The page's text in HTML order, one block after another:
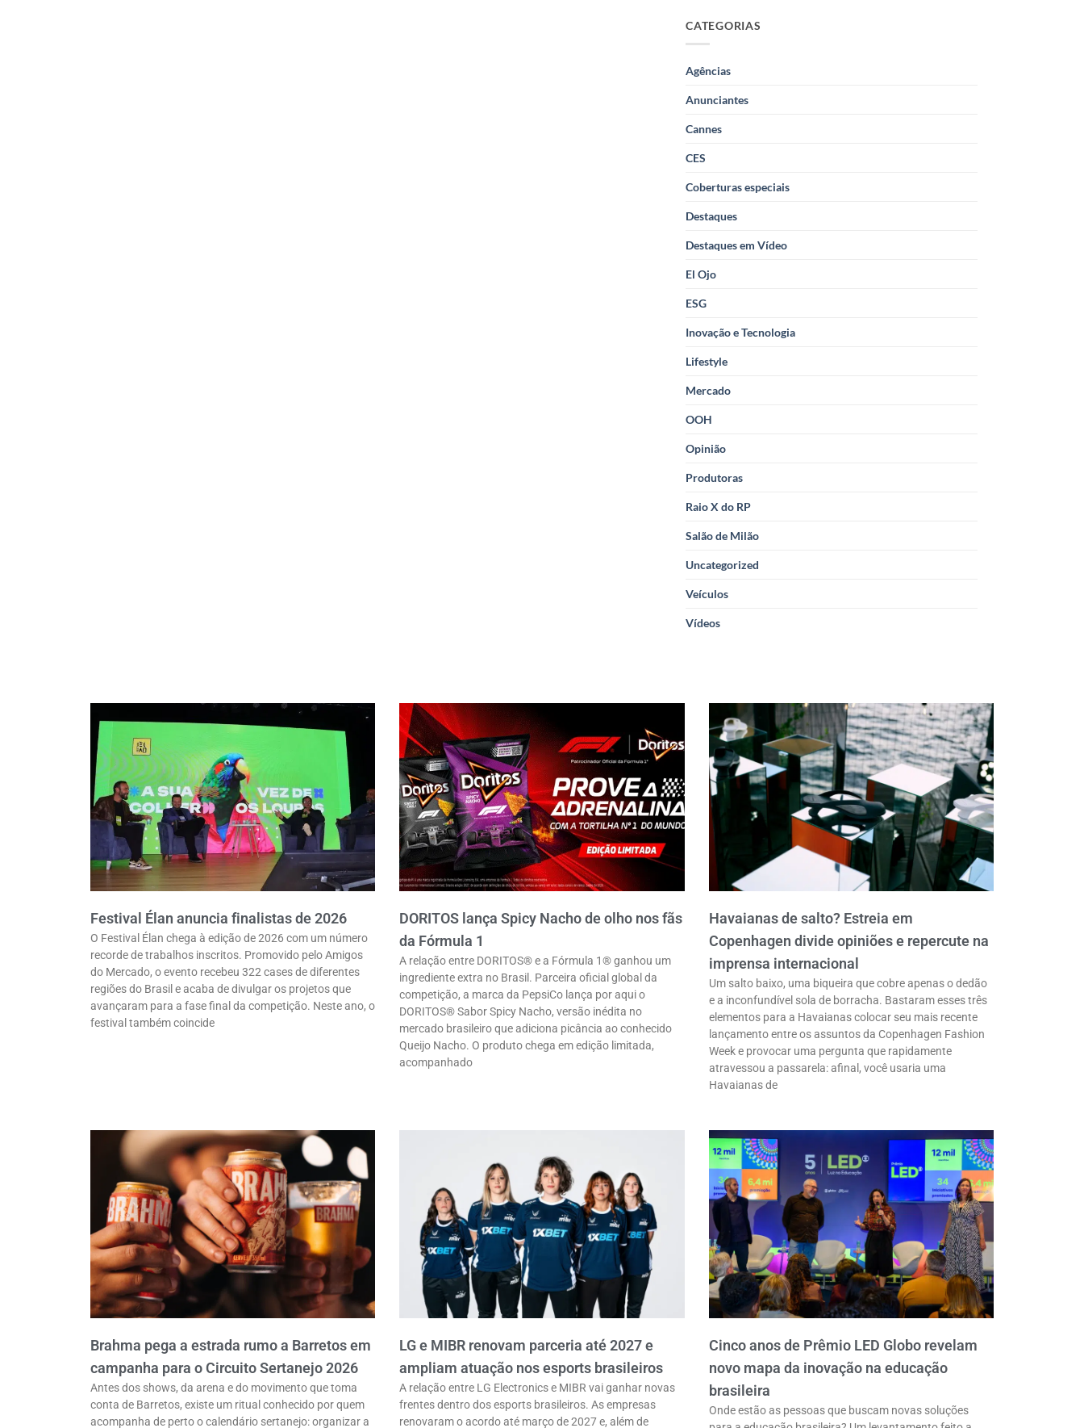
CATEGORIAS
Agências
Anunciantes
Cannes
CES
Coberturas especiais
Destaques
Destaques em Vídeo
El Ojo
ESG
Inovação e Tecnologia
Lifestyle
Mercado
OOH
Opinião
Produtoras
Raio X do RP
Salão de Milão
Uncategorized
Veículos
Vídeos
Festival Élan anuncia finalistas de 2026
O Festival Élan chega à edição de 2026 com um número
recorde de trabalhos inscritos. Promovido pelo Amigos
do Mercado, o evento recebeu 322 cases de diferentes
regiões do Brasil e acaba de divulgar os projetos que
avançaram para a fase final da competição. Neste ano, o
festival também coincide
DORITOS lança Spicy Nacho de olho nos fãs
da Fórmula 1
A relação entre DORITOS® e a Fórmula 1® ganhou um
ingrediente extra no Brasil. Parceira oficial global da
competição, a marca da PepsiCo lança por aqui o
DORITOS® Sabor Spicy Nacho, versão inédita no
mercado brasileiro que adiciona picância ao conhecido
Queijo Nacho. O produto chega em edição limitada,
acompanhado
Havaianas de salto? Estreia em
Copenhagen divide opiniões e repercute na
imprensa internacional
Um salto baixo, uma biqueira que cobre apenas o dedão
e a inconfundível sola de borracha. Bastaram esses três
elementos para a Havaianas colocar seu mais recente
lançamento entre os assuntos da Copenhagen Fashion
Week e provocar uma pergunta que rapidamente
atravessou a passarela: afinal, você usaria uma
Havaianas de
Brahma pega a estrada rumo a Barretos em
campanha para o Circuito Sertanejo 2026
Antes dos shows, da arena e do movimento que toma
conta de Barretos, existe um ritual conhecido por quem
acompanha de perto o calendário sertanejo: organizar a
LG e MIBR renovam parceria até 2027 e
ampliam atuação nos esports brasileiros
A relação entre LG Electronics e MIBR vai ganhar novas
frentes dentro dos esports brasileiros. As empresas
renovaram o acordo até março de 2027 e, além de
Cinco anos de Prêmio LED Globo revelam
novo mapa da inovação na educação
brasileira
Onde estão as pessoas que buscam novas soluções